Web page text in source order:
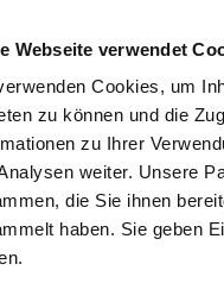
Webseite verwendet
Cookies, um
zu können und die
zu Ihrer
weiter. Unsere
die Sie ihnen
haben. Sie geben